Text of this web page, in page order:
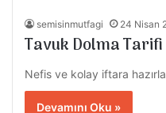
semisinmutfagi 24 Nisan
Tavuk Dolma Tarifi
Nefis ve kolay iftara
Devamını Oku »